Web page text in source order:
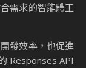
需求的智能體工
發效率，也促進
Responses API